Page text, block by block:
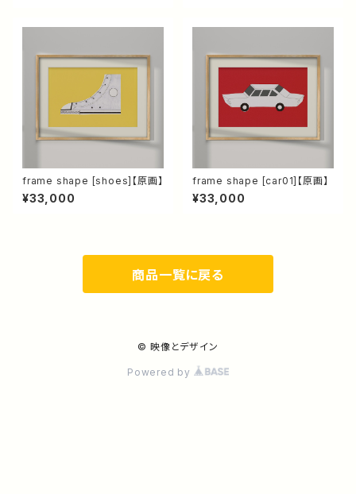
frame shape [shoes]【原画】
¥33,000
frame shape [car01]【原画】
¥33,000
商品一覧に戻る
© 映像とデザイン
Powered by